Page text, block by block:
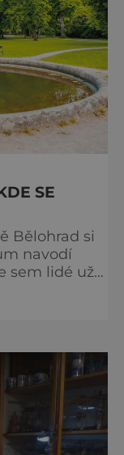
SE
Bělohrad si
navodí
sem lidé už
akce.
neříká.